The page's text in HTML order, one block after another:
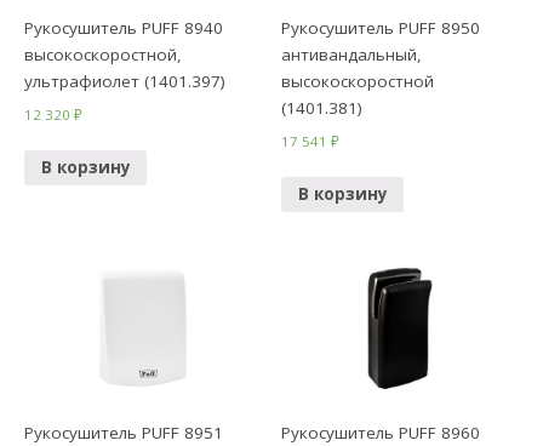
Рукосушитель PUFF 8940
высокоскоростной,
ультрафиолет (1401.397)
12 320₽
В корзину
Рукосушитель PUFF 8950
антивандальный,
высокоскоростной
(1401.381)
17 541₽
В корзину
Рукосушитель PUFF 8951
Рукосушитель PUFF 8960